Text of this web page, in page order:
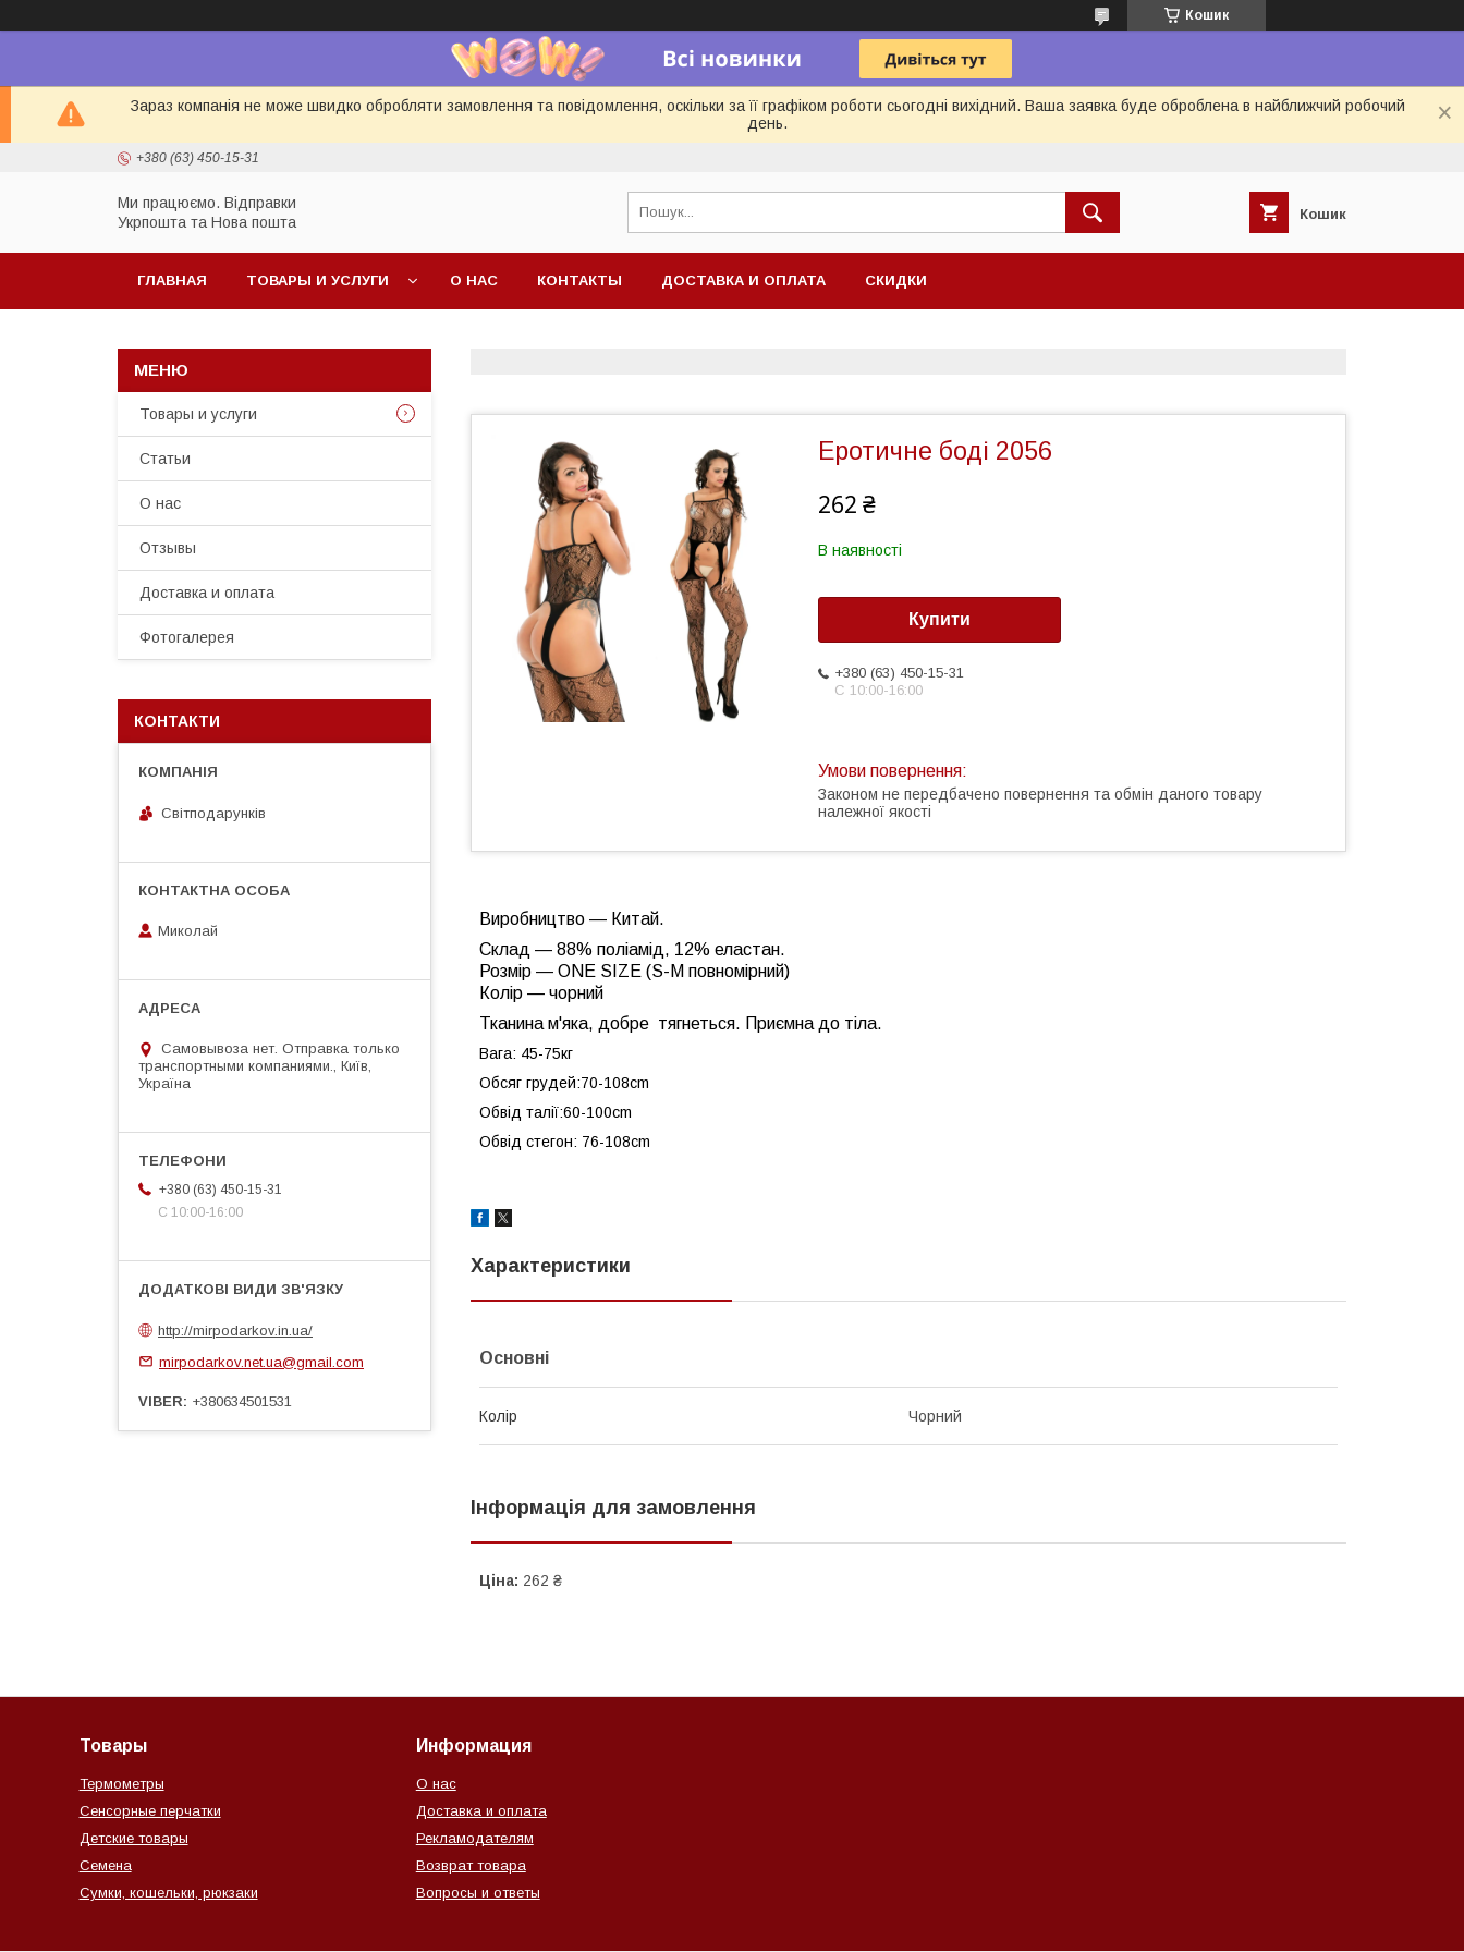
Кошик
Зараз компанія не може швидко обробляти замовлення та повідомлення, оскільки за її графіком роботи сьогодні вихідний. Ваша заявка буде оброблена в найближчий робочий
день.
+380 (63) 450-15-31
Ми працюємо. Відправки
Укрпошта та Нова пошта
Кошик
ГЛАВНАЯ ТОВАРЫ И УСЛУГИ О НАС КОНТАКТЫ ДОСТАВКА И ОПЛАТА СКИДКИ
Еротичне боді 2056
262 ₴
В наявності
Купити
+380 (63) 450-15-31
С 10:00-16:00
Законом не передбачено повернення та обмін даного товару
належної якості
Виробництво — Китай.
Склад — 88% поліамід, 12% еластан.
Розмір — ONE SIZE (S-M повномірний)
Колір — чорний
Тканина м'яка, добре тягнеться. Приємна до тіла.
Вага: 45-75кг
Обсяг грудей:70-108cm
Обвід талії:60-100cm
Обвід стегон: 76-108cm
Характеристики
Основні
Колір Чорний
Інформація для замовлення
Ціна: 262 ₴
Товары и услуги
Статьи
О нас
Отзывы
Доставка и оплата
Фотогалерея
КОНТАКТИ
Світподарунків
Миколай
Самовывоза нет. Отправка только
транспортными компаниями., Київ,
Україна
+380 (63) 450-15-31
С 10:00-16:00
http://mirpodarkov.in.ua/
mirpodarkov.net.ua@gmail.com
VIBER +380634501531
Товары
Термометры
Сенсорные перчатки
Детские товары
Семена
Сумки, кошельки, рюкзаки
Информация
О нас
Доставка и оплата
Рекламодателям
Возврат товара
Вопросы и ответы